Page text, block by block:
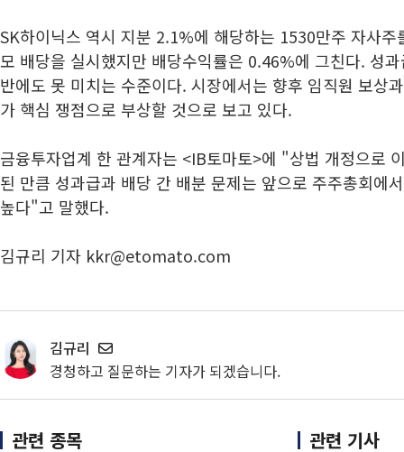
SK하이닉스 역시 지분 2.1%에 해당하는 1530만주 자사
모 배당을 실시했지만 배당수익률은 0.46%에 그친다. 성
반에도 못 미치는 수준이다. 시장에서는 향후 임직원 보상
가 핵심 쟁점으로 부상할 것으로 보고 있다.
금융투자업계 한 관계자는 <IB토마토>에 "상법 개정으로
된 만큼 성과급과 배당 간 배분 문제는 앞으로 주주총회에
높다"고 말했다.
김규리 기자 kkr@etomato.com
김규리
경청하고 질문하는 기자가 되겠습니다.
관련 종목 관련 기사